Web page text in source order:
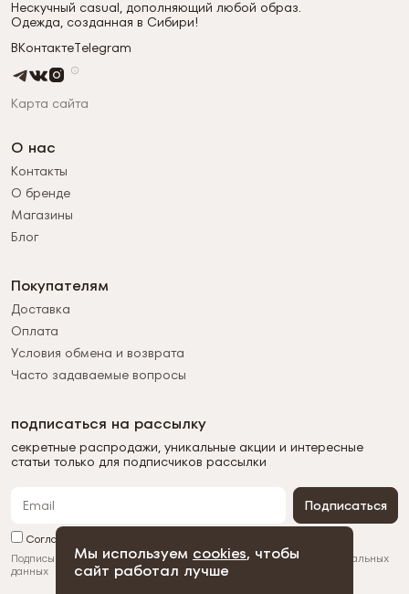
Мы используем cookies, чтобы
сайт работал лучше
Нескучный casual, дополняющий любой образ.
Одежда, созданная в Сибири!
ВКонтактеTelegram
Карта сайта
О нас
Контакты
О бренде
Магазины
Блог
Покупателям
Доставка
Оплата
Условия обмена и возврата
Часто задаваемые вопросы
подписаться на рассылку
секретные распродажи, уникальные акции и интересные
статьи только для подписчиков рассылки
Подписаться
Согласен с обработкой персональных данных
Подписываясь на рассылку, вы соглашаетесь с обработкой персональных
данных